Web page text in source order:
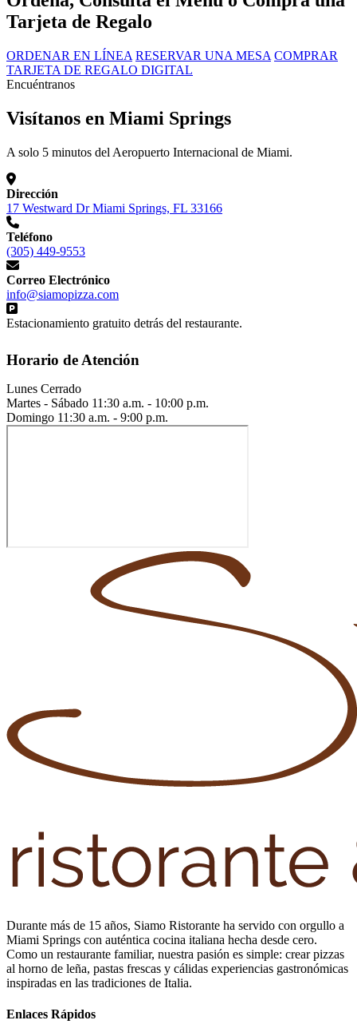
Tarjeta de Regalo
ORDENAR EN LÍNEA RESERVAR UNA MESA COMPRAR
TARJETA DE REGALO DIGITAL
Encuéntranos
Visítanos en Miami Springs
A solo 5 minutos del Aeropuerto Internacional de Miami.
Dirección
17 Westward Dr Miami Springs, FL 33166
Teléfono
(305) 449-9553
Correo Electrónico
info@siamopizza.com
Estacionamiento gratuito detrás del restaurante.
Horario de Atención
Lunes Cerrado
Martes - Sábado 11:30 a.m. - 10:00 p.m.
Domingo 11:30 a.m. - 9:00 p.m.
Durante más de 15 años, Siamo Ristorante ha servido con orgullo a
Miami Springs con auténtica cocina italiana hecha desde cero.
Como un restaurante familiar, nuestra pasión es simple: crear pizzas
al horno de leña, pastas frescas y cálidas experiencias gastronómicas
inspiradas en las tradiciones de Italia.
Enlaces Rápidos